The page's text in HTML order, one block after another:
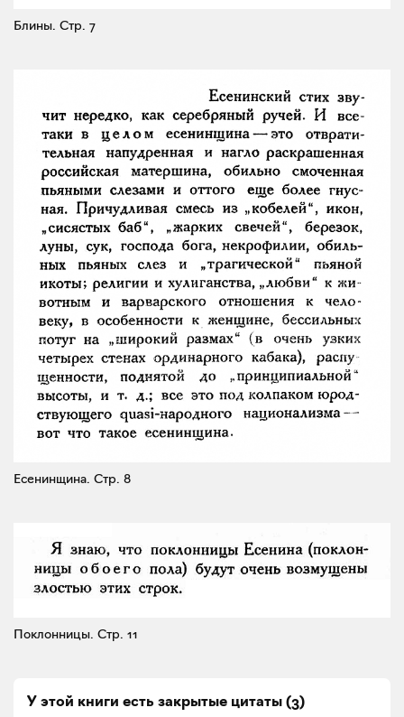
Блины. Стр. 7
Eсенинщина. Стр. 8
Поклонницы. Стр. 11
У этой книги есть закрытые цитаты (3)